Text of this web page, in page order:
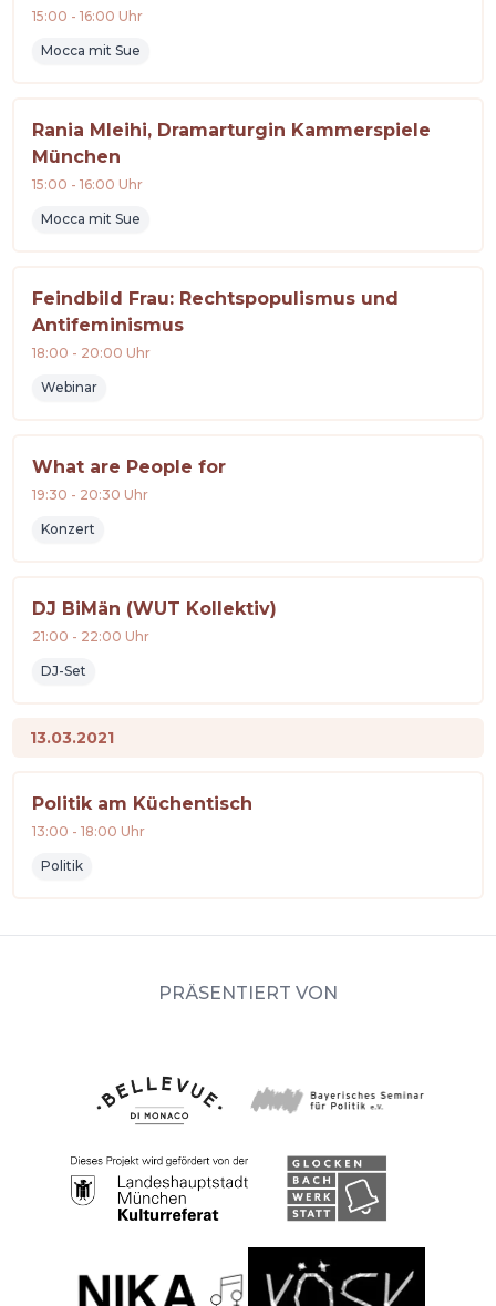
15:00 -16:00 Uhr
Mocca mit Sue
Rania Mleihi, Dramarturgin Kammerspiele
München
15:00 -16:00 Uhr
Mocca mit Sue
Feindbild Frau: Rechtspopulismus und
Antifeminismus
18:00 - 20:00 Uhr
Webinar
What are People for
19:30 - 20:30 Uhr
Konzert
DJ BiMän (WUT Kollektiv)
21:00 - 22:00 Uhr
DJ-Set
13.03.2021
Politik am Küchentisch
13:00 -18:00 Uhr
Politik
PRÄSENTIERT VON